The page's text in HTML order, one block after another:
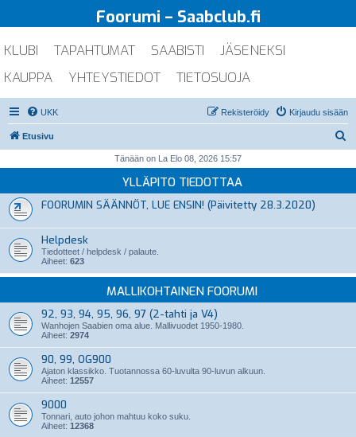
Foorumi – Saabclub.fi
KLUBI TAPAHTUMAT SAABISTI
JÄSENEKSI
KAUPPA
YHTEYSTIEDOT TIETOSUOJA
UKK Kirjaudu sisään
Rekisteröidy
Etusivu
i
Tänään on La Elo 08, 2026 15:57
YLLÄPITO TIEDOTTAA
FOORUMIN SÄÄNNÖT, LUE ENSIN! (Päivitetty 28.3.2020)
Helpdesk
Tiedotteet / helpdesk / palaute.
Aiheet: 623
MALLIKOHTAINEN FOORUMI
92, 93, 94, 95, 96, 97 (2-tahti ja V4)
Wanhojen Saabien oma alue. Mallivuodet 1950-1980.
Aiheet: 2974
90, 99, OG900
Ajaton klassikko. Tuotannossa 60-luvulta 90-luvun alkuun.
Aiheet: 12557
9000
Tonnari, auto johon mahtuu koko suku.
Aiheet: 12368